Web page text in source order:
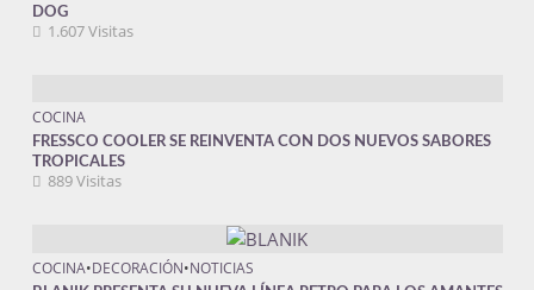
DOG
1.607 Visitas
COCINA
FRESSCO COOLER SE REINVENTA CON DOS NUEVOS SABORES
TROPICALES
889 Visitas
COCINA•DECORACIÓN•NOTICIAS